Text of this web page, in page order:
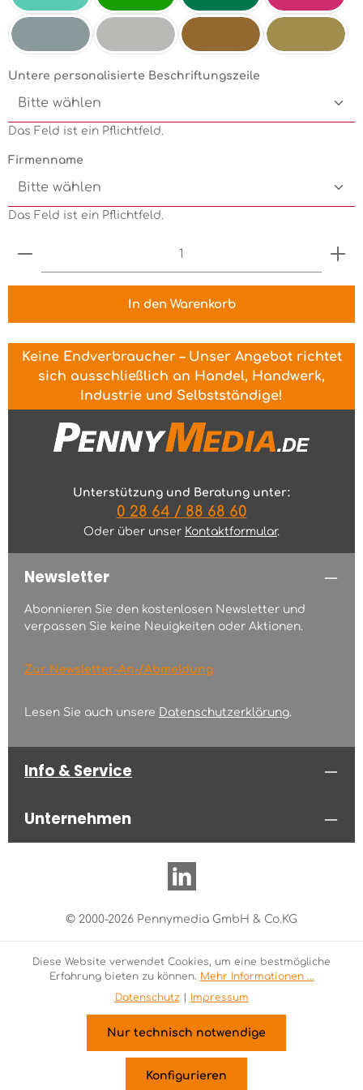
Mint Electricgreen Grün Pink
Untere personalisierte Beschriftungszeile
Das Feld ist ein Pflichtfeld.
Firmenname
Das Feld ist ein Pflichtfeld.
Produkt Anzahl: Gib den gewünschten Wert
In den Warenkorb
Keine Endverbraucher – Unser Angebot richtet
sich ausschließlich an Handel, Handwerk,
Industrie und Selbstständige!
Unterstützung und Beratung unter:
0 28 64 / 88 68 60
Oder über unser Kontaktformular.
Newsletter
Abonnieren Sie den kostenlosen Newsletter und
verpassen Sie keine Neuigkeiten oder Aktionen.
Zur Newsletter-An-/Abmeldung
Lesen Sie auch unsere Datenschutzerklärung.
Info & Service
Unternehmen
© 2000-2026 Pennymedia GmbH & Co.KG
Diese Website verwendet Cookies, um eine bestmögliche
Erfahrung bieten zu können. Mehr Informationen ...
Datenschutz| Impressum
Nur technisch notwendige
Konfigurieren